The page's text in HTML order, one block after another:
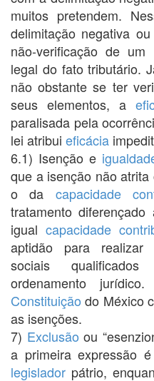
muitos pretendem.
delimitação negativa
não-verificação de
legal do fato tributário.
não obstante se ter
seus elementos, a
paralisada pela
lei atribui eficácia
6.1) Isenção e
que a isenção não
o da capacidade
tratamento
igualcapacidade
aptidão para realizar
sociais
ordenamento
Constituição do México
as isenções.
7) Exclusão ou
a primeira expressão
legislador pátrio,